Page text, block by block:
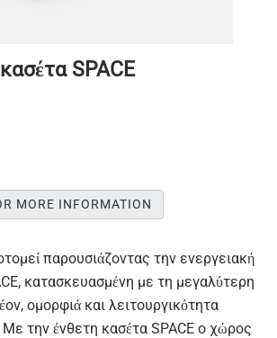
SPACE
MORE INFORMATION
παρουσιάζοντας την ενεργειακή
κατασκευασμένη με τη μεγαλύτερη
ομορφιά και λειτουργικότητα
Με την ένθετη κασέτα SPACE ο χώρος